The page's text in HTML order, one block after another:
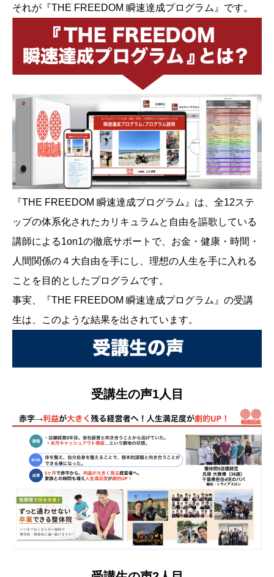
それが『THE FREEDOM 瞬速達成プログラム』です。
『THE FREEDOM 瞬速達成プログラム』は、全12ステ
ップの体系化されたカリキュラムと自由を謳歌している
講師による1on1の徹底サポートで、お金・健康・時間・
人間関係の４大自由を手にし、理想の人生を手に入れる
ことを目的としたプログラムです。
事実、『THE FREEDOM 瞬速達成プログラム』の受講
生は、このような結果を出されています。
受講生の声1人目